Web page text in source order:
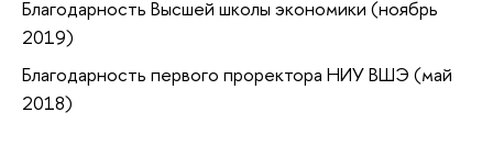
Благодарность Высшей школы экономики (ноябрь
2019)
Благодарность первого проректора НИУ ВШЭ (май
2018)